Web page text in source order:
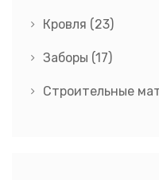
Кровля (23)
Заборы (17)
Строительные